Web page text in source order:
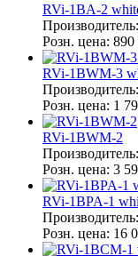
RVi-1BA-2
Производитель:
Розн. цена: 890
RVi-1BWM-3
Производитель:
Розн. цена: 1
RVi-1BWM-2
Производитель:
Розн. цена: 3
RVi-1BPA-1
Производитель:
Розн. цена: 16